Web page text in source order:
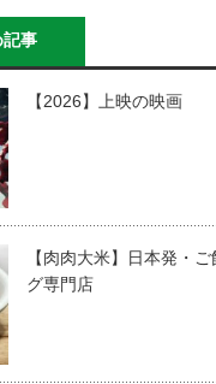
記事
【2026】上映の映画
【肉肉大米】日本発・
グ専門店